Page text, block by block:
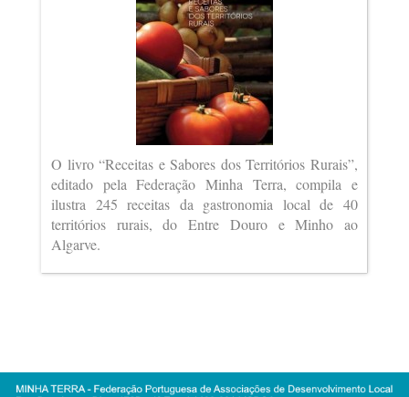
O livro “Receitas e Sabores dos Territórios Rurais”,
editado pela Federação Minha Terra, compila e
ilustra 245 receitas da gastronomia local de 40
territórios rurais, do Entre Douro e Minho ao
Algarve.